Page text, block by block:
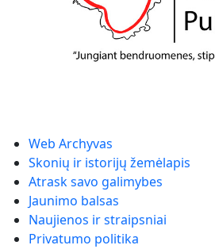
Web Archyvas
Skonių ir istorijų žemėlapis
Atrask savo galimybes
Jaunimo balsas
Naujienos ir straipsniai
Privatumo politika